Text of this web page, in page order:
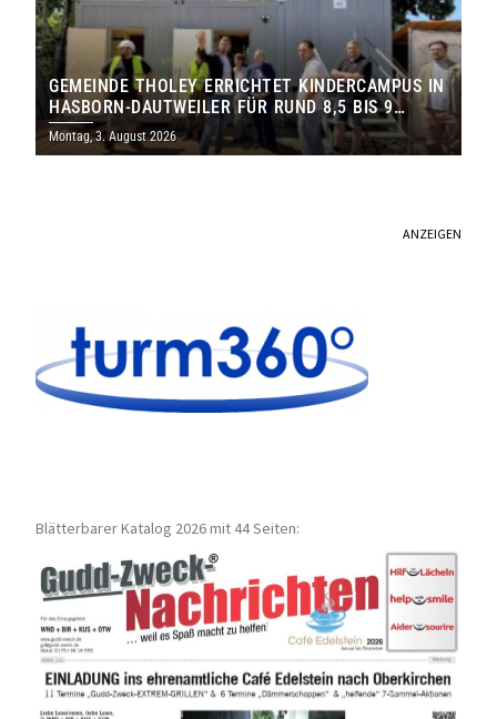
GEMEINDE THOLEY ERRICHTET KINDERCAMPUS IN
HASBORN-DAUTWEILER FÜR RUND 8,5 BIS 9
MILLIONEN EURO
Montag, 3. August 2026
ANZEIGEN
Blätterbarer Katalog 2026 mit 44 Seiten: